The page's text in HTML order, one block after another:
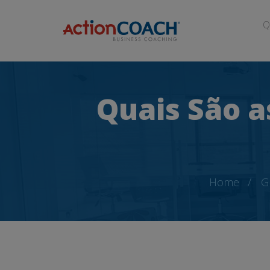
Quais São
Home